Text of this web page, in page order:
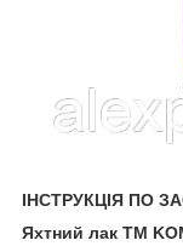
ІНСТРУКЦІЯ ПО
Яхтний лак TM